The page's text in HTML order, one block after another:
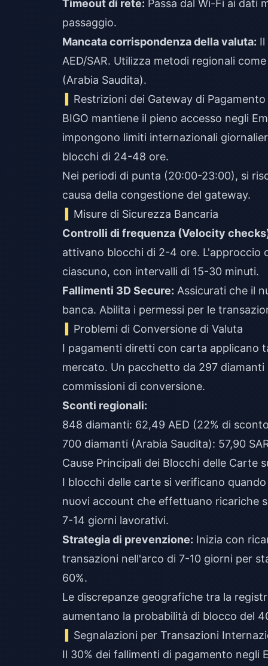
Timeout di rete: Passa dal Wi-Fi ai dati
passaggio.
Mancata corrispondenza della valuta:
AED/SAR. Utilizza metodi regionali
(Arabia Saudita).
Restrizioni dei Gateway di
BIGO mantiene il pieno accesso negli
impongono limiti internazionali
blocchi di 24-48 ore.
Nei periodi di punta (20:00-23:00), si
causa della congestione del gateway.
Misure di Sicurezza Bancaria
Controlli di frequenza (Velocity
attivano blocchi di 2-4 ore. L'approccio
ciascuno, con intervalli di 15-30 minuti.
Fallimenti 3D Secure: Assicurati che il
banca. Abilita i permessi per le
Problemi di Conversione di Valuta
I pagamenti diretti con carta applicano
mercato. Un pacchetto da 297 diamanti
commissioni di conversione.
Sconti regionali:
848 diamanti: 62,49 AED (22% di
700 diamanti (Arabia Saudita): 57,90
Cause Principali dei Blocchi delle Carte
I blocchi delle carte si verificano
nuovi account che effettuano ricariche
7-14 giorni lavorativi.
Strategia di prevenzione: Inizia con
transazioni nell'arco di 7-10 giorni per
60%.
Le discrepanze geografiche tra la
aumentano la probabilità di blocco del
Segnalazioni per Transazioni
Il 30% dei fallimenti di pagamento negli